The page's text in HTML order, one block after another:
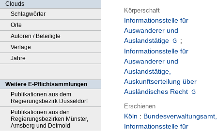
Clouds
Schlagwörter
Orte
Autoren / Beteiligte
Verlage
Jahre
Weitere E-Pflichtsammlungen
Publikationen aus dem
Regierungsbezirk Düsseldorf
Publikationen aus den
Regierungsbezirken Münster,
Arnsberg und Detmold
Körperschaft
Informationsstelle für
Auswanderer und
Auslandstätige
;
Informationsstelle für
Auswanderer und
Auslandstätige,
Auskunftserteilung über
Ausländisches Recht
Erschienen
Köln : Bundesverwaltungsamt,
Informationsstelle für